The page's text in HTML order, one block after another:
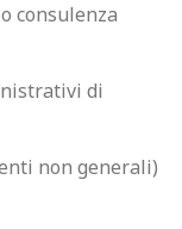
consulenza
di
non generali)